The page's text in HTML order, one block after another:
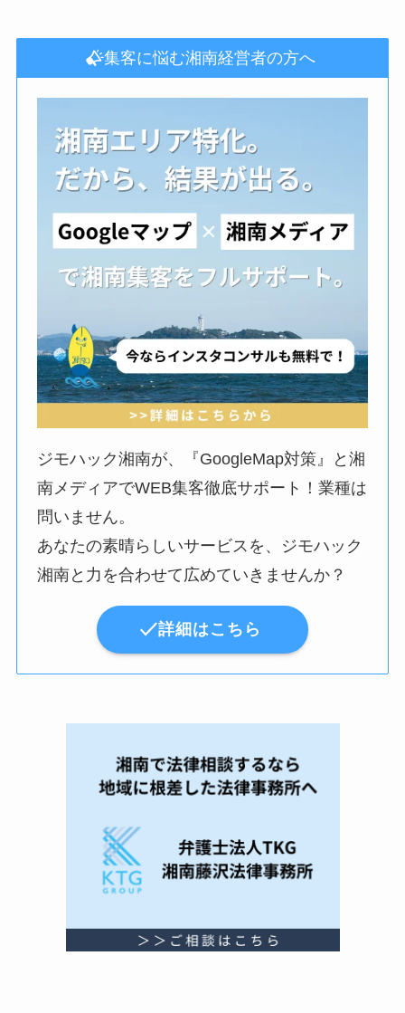
集客に悩む湘南経営者の方へ
ジモハック湘南が、『GoogleMap対策』と湘
南メディアでWEB集客徹底サポート！業種は
問いません。
あなたの素晴らしいサービスを、ジモハック
湘南と力を合わせて広めていきませんか？
詳細はこちら